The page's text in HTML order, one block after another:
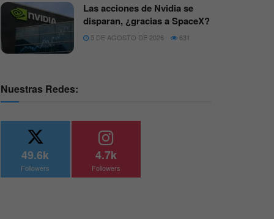
Las acciones de Nvidia se
disparan, ¿gracias a SpaceX?
5 DE AGOSTO DE 2026 631
Nuestras Redes:
49.6k
Followers
4.7k
Followers